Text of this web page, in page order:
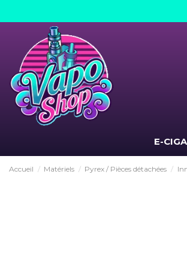
E-
Accueil Matériels Pyrex / Pièces détachées